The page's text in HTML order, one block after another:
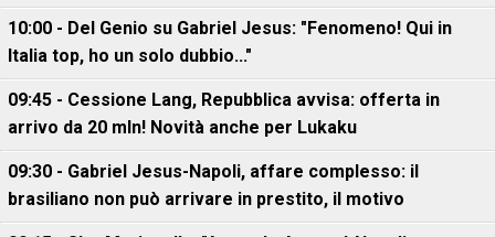
10:00 - Del Genio su Gabriel Jesus: "Fenomeno! Qui in
Italia top, ho un solo dubbio..."
09:45 - Cessione Lang, Repubblica avvisa: offerta in
arrivo da 20 mln! Novità anche per Lukaku
09:30 - Gabriel Jesus-Napoli, affare complesso: il
brasiliano non può arrivare in prestito, il motivo